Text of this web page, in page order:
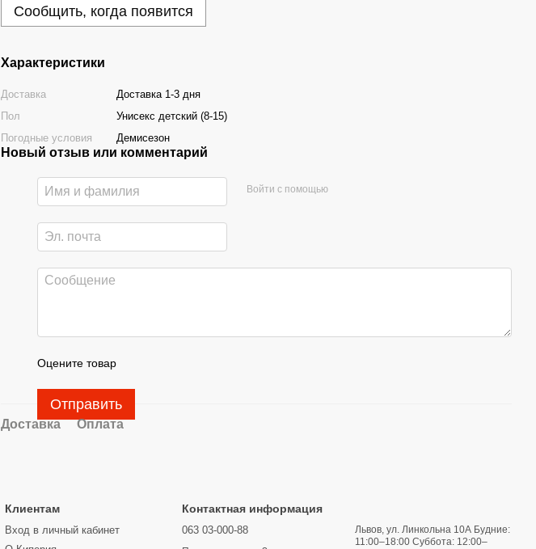
Сообщить, когда появится
Характеристики
Доставка
Доставка 1-3 дня
Пол
Унисекс детский (8-15)
Погодные условия
Демисезон
Новый отзыв или комментарий
Войти с помощью
Оцените товар
Отправить
Доставка Оплата
Клиентам
Вход в личный кабинет
Контактная информация
063 03-000-88
Львов, ул. Линкольна 10А Будние:
11:00–18:00 Суббота: 12:00–